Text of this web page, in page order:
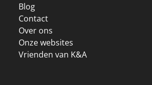
Blog
Contact
Over ons
Onze websites
Vrienden van K&A